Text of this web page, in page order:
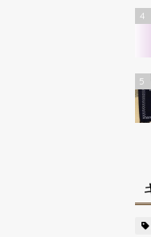
4
5